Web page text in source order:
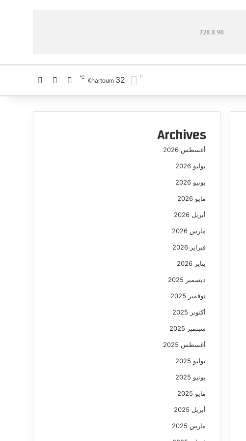
Khartoum 32
℃ تسجيل الدخول
الوضع المظلم
Archives
أغسطس 2026
يوليو 2026
يونيو 2026
مايو 2026
أبريل 2026
مارس 2026
فبراير 2026
يناير 2026
ديسمبر 2025
نوفمبر 2025
أكتوبر 2025
سبتمبر 2025
أغسطس 2025
يوليو 2025
يونيو 2025
مايو 2025
أبريل 2025
مارس 2025